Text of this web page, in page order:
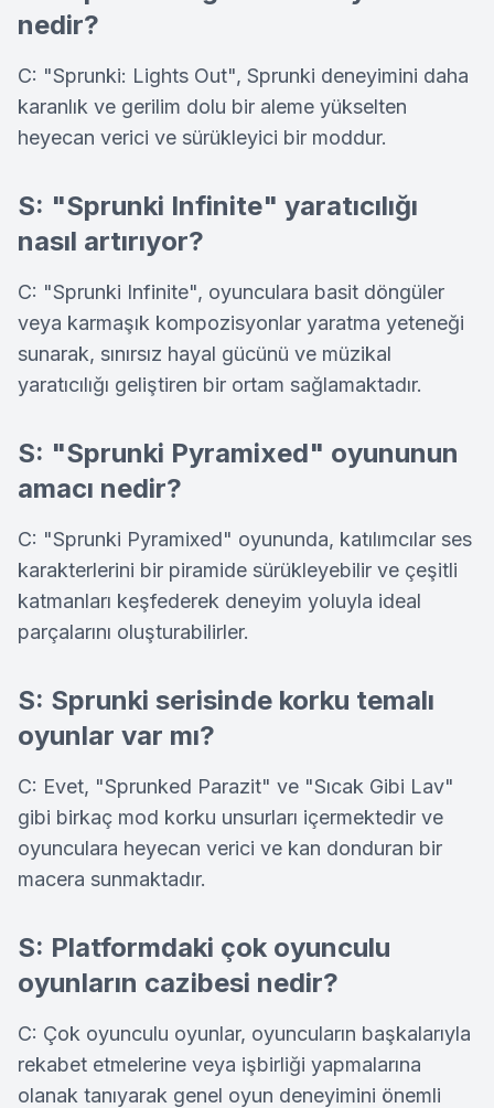
nedir?
C: "Sprunki: Lights Out", Sprunki deneyimini daha
karanlık ve gerilim dolu bir aleme yükselten
heyecan verici ve sürükleyici bir moddur.
S: "Sprunki Infinite" yaratıcılığı
nasıl artırıyor?
C: "Sprunki Infinite", oyunculara basit döngüler
veya karmaşık kompozisyonlar yaratma yeteneği
sunarak, sınırsız hayal gücünü ve müzikal
yaratıcılığı geliştiren bir ortam sağlamaktadır.
S: "Sprunki Pyramixed" oyununun
amacı nedir?
C: "Sprunki Pyramixed" oyununda, katılımcılar ses
karakterlerini bir piramide sürükleyebilir ve çeşitli
katmanları keşfederek deneyim yoluyla ideal
parçalarını oluşturabilirler.
S: Sprunki serisinde korku temalı
oyunlar var mı?
C: Evet, "Sprunked Parazit" ve "Sıcak Gibi Lav"
gibi birkaç mod korku unsurları içermektedir ve
oyunculara heyecan verici ve kan donduran bir
macera sunmaktadır.
S: Platformdaki çok oyunculu
oyunların cazibesi nedir?
C: Çok oyunculu oyunlar, oyuncuların başkalarıyla
rekabet etmelerine veya işbirliği yapmalarına
olanak tanıyarak genel oyun deneyimini önemli